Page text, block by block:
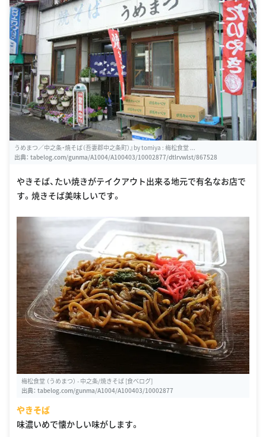
うめまつ／中之条・焼そば（吾妻郡中之条町）』by tomiya : 梅松食堂 ...
出典： tabelog.com/gunma/A1004/A100403/10002877/dtlrvwlst/867528
やきそば、たい焼きがテイクアウト出来る地元で有名なお店で
す。焼きそば美味しいです。
梅松食堂 （うめまつ） - 中之条/焼きそば [食べログ]
出典： tabelog.com/gunma/A1004/A100403/10002877
やきそば
味濃いめで懐かしい味がします。